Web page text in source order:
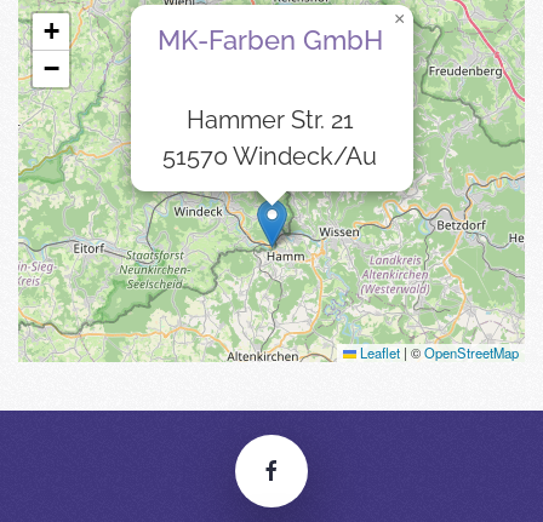
MK-Farben GmbH
Hammer Str. 21
51570 Windeck/Au
×
+
−
Leaflet | ©OpenStreetMap